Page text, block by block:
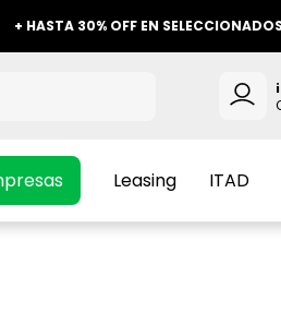
30% OFF EN SELECCIONADOS +
Leasing ITAD